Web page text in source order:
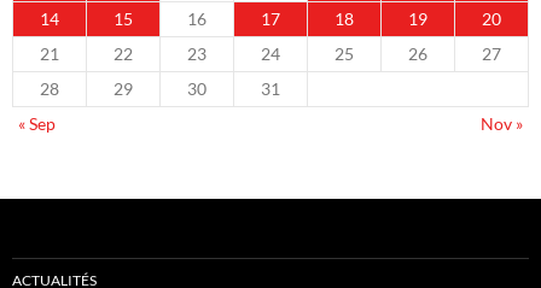
14
15 16 17 18 19
20
21
22 23 24 25 26
27
28
29 30
31
« Sep
Nov »
ACTUALITÉS